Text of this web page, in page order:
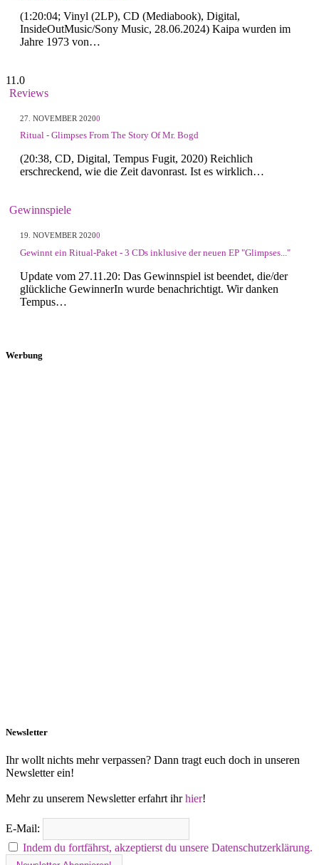
(1:20:04; Vinyl (2LP), CD (Mediabook), Digital,
InsideOutMusic/Sony Music, 28.06.2024) Kaipa wurden im
Jahre 1973 von…
11.0
Reviews
27. NOVEMBER 20200
Ritual - Glimpses From The Story Of Mr. Bogd
(20:38, CD, Digital, Tempus Fugit, 2020) Reichlich
erschreckend, wie die Zeit davonrast. Ist es wirklich…
Gewinnspiele
19. NOVEMBER 20200
Gewinnt ein Ritual-Paket - 3 CDs inklusive der neuen EP "Glimpses..."
Update vom 27.11.20: Das Gewinnspiel ist beendet, die/der
glückliche GewinnerIn wurde benachrichtigt. Wir danken
Tempus…
Werbung
Newsletter
Ihr wollt nichts mehr verpassen? Dann tragt euch doch in unseren
Newsletter ein!
Mehr zu unserem Newsletter erfahrt ihrhier!
E-Mail:
Indem du fortfährst, akzeptierst du unsere Datenschutzerklärung.